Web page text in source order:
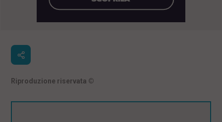
Riproduzione riservata ©